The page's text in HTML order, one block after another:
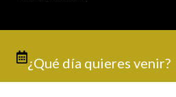
¿Qué día quieres venir?